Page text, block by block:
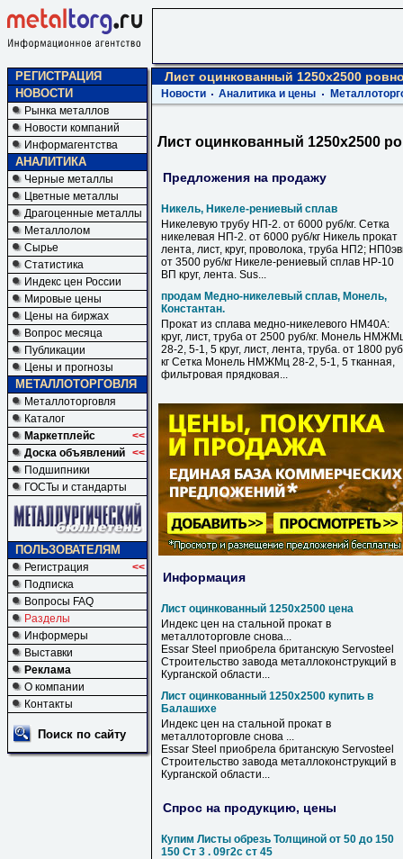
РЕГИСТРАЦИЯ
НОВОСТИ
Рынка металлов
Новости компаний
Информагентства
АНАЛИТИКА
Черные металлы
Цветные металлы
Драгоценные металлы
Металлолом
Сырье
Статистика
Индекс цен России
Мировые цены
Цены на биржах
Вопрос месяца
Публикации
Цены и прогнозы
МЕТАЛЛОТОРГОВЛЯ
Металлоторговля
Каталог
Маркетплейс
<<
Доска объявлений <<
Подшипники
ГОСТы и стандарты
ПОЛЬЗОВАТЕЛЯМ
Регистрация
<<
Подписка
Вопросы FAQ
Разделы
Информеры
Выставки
Реклама
О компании
Контакты
Поиск по сайту
Лист оцинкованный 1250х2500
Новости Аналитика и цены
Лист оцинкованный 1250х2500
Предложения на продажу
Никель, Никеле-рениевый сплав
Никелевую трубу НП-2. от 6000 руб/кг. Сетка
никелевая НП-2. от 6000 руб/кг Никель прокат
лента, лист, круг, проволока, труба НП2;
от 3500 руб/кг Никеле-рениевый сплав НР-10
ВП круг, лента. Sus...
продам Медно-никелевый сплав, Монель,
Константан.
Прокат из сплава медно-никелевого НМ40А:
круг, лист, труба от 2500 руб/кг. Монель
28-2, 5-1, 5 круг, лист, лента, труба. от 1800
кг Сетка Монель НМЖМц 28-2, 5-1, 5 тканная,
фильтровая прядковая...
Информация
Лист оцинкованный 1250х2500 цена
Индекс цен на стальной прокат в
металлоторговле снова...
Essar Steel приобрела британскую Servosteel
Строительство завода металлоконструкций в
Курганской области...
Лист оцинкованный 1250х2500 купить в
Балашихе
Индекс цен на стальной прокат в
металлоторговле снова ...
Essar Steel приобрела британскую Servosteel
Строительство завода металлоконструкций в
Курганской области...
Спрос на продукцию, цены
Купим Листы обрезь Толщиной от 50 до 150
150 Ст 3 . 09г2с ст 45